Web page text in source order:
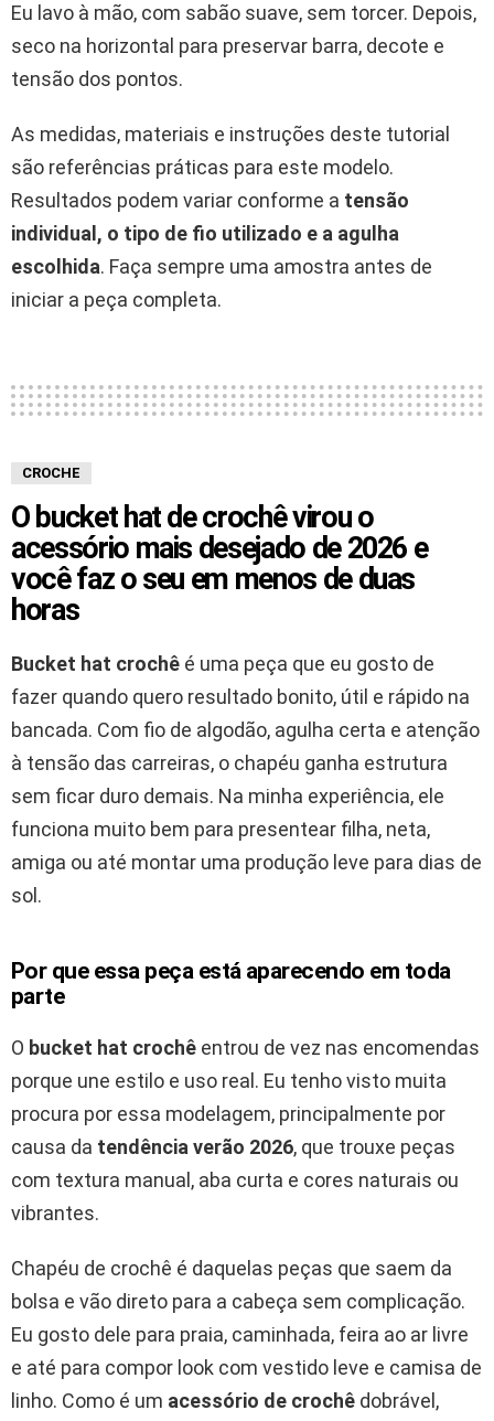
Eu lavo à mão, com sabão suave, sem torcer. Depois,
seco na horizontal para preservar barra, decote e
tensão dos pontos.
As medidas, materiais e instruções deste tutorial
são referências práticas para este modelo.
Resultados podem variar conforme a tensão
individual, o tipo de fio utilizado e a agulha
escolhida. Faça sempre uma amostra antes de
iniciar a peça completa.
CROCHE
O bucket hat de crochê virou o
acessório mais desejado de 2026 e
você faz o seu em menos de duas
horas
Bucket hat crochê é uma peça que eu gosto de
fazer quando quero resultado bonito, útil e rápido na
bancada. Com fio de algodão, agulha certa e atenção
à tensão das carreiras, o chapéu ganha estrutura
sem ficar duro demais. Na minha experiência, ele
funciona muito bem para presentear filha, neta,
amiga ou até montar uma produção leve para dias de
sol.
Por que essa peça está aparecendo em toda
parte
O bucket hat crochê entrou de vez nas encomendas
porque une estilo e uso real. Eu tenho visto muita
procura por essa modelagem, principalmente por
causa da tendência verão 2026, que trouxe peças
com textura manual, aba curta e cores naturais ou
vibrantes.
Chapéu de crochê é daquelas peças que saem da
bolsa e vão direto para a cabeça sem complicação.
Eu gosto dele para praia, caminhada, feira ao ar livre
e até para compor look com vestido leve e camisa de
linho. Como é um acessório de crochê dobrável,